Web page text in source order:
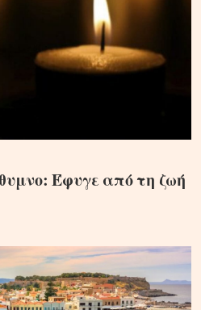
Έφυγε από τη ζωή